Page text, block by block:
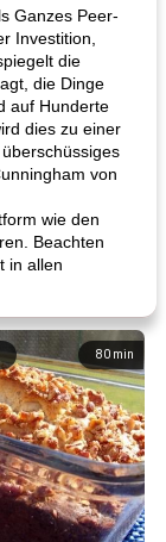
Ganzes Peer-
Investition,
die
die Dinge
auf Hunderte
dies zu einer
von
wie den
Beachten
in allen
80 min